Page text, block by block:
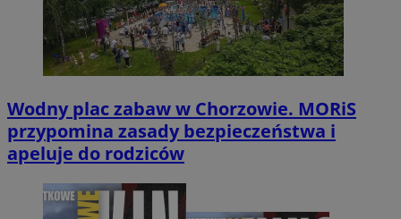
Wodny plac zabaw w Chorzowie. MORiS
przypomina zasady bezpieczeństwa i
apeluje do rodziców